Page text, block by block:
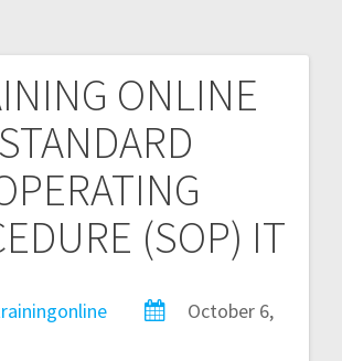
ONLINE
STANDARD
(SOP) IT
October 6,